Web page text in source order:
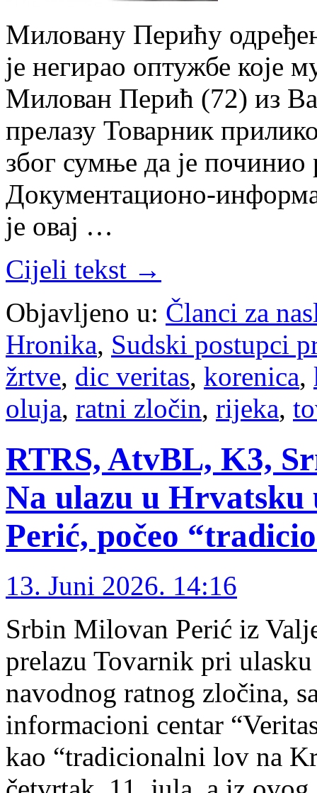
Миловану Перићу
је негирао оптужбе које
Милован Перић (72) из
прелазу Товарник
због сумње да је
Документационо-
је овај …
Cijeli tekst →
Objavljeno u: Članci za
Hronika, Sudski postupci
žrtve, dic veritas, korenica,
oluja, ratni zločin, rijeka,
RTRS, AtvBL, K3,
Na ulazu u Hrvatsku
Perić, počeo
13. Juni 2026. 14:16
Srbin Milovan Perić iz
prelazu Tovarnik pri
navodnog ratnog zločina,
informacioni centar
kao “tradicionalni lov na